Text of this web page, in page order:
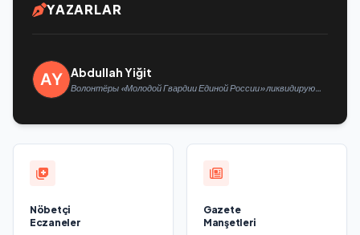
YAZARLAR
Abdullah Yiğit
Волонтёры «Молодой Гвардии Единой России» ликвидируют
Nöbetçi
Eczaneler
Gazete
Manşetleri